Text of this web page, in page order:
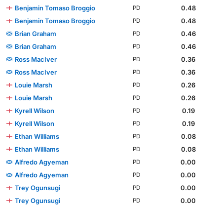
Benjamin Tomaso Broggio
PD
0.48
Benjamin Tomaso Broggio
PD
0.48
Brian Graham
PD
0.46
Brian Graham
PD
0.46
Ross MacIver
PD
0.36
Ross MacIver
PD
0.36
Louie Marsh
PD
0.26
Louie Marsh
PD
0.26
Kyrell Wilson
PD
0.19
Kyrell Wilson
PD
0.19
Ethan Williams
PD
0.08
Ethan Williams
PD
0.08
Alfredo Agyeman
PD
0.00
Alfredo Agyeman
PD
0.00
Trey Ogunsugi
PD
0.00
Trey Ogunsugi
PD
0.00